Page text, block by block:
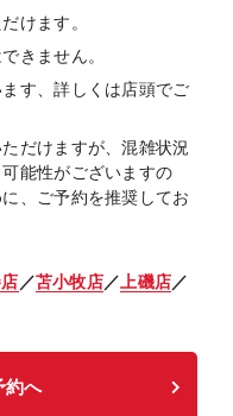
けます。
きません。
す、詳しくは店頭でご
だけますが、混雑状況
能性がございますの
、ご予約を推奨してお
／苫小牧店／ 上磯店／
約へ